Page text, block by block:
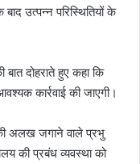
उत्पन्न परिस्थितियों के
दोहराते हुए कहा कि
कार्रवाई की जाएगी।
की अलख जगाने वाले प्रभु
की प्रबंध व्यवस्था को